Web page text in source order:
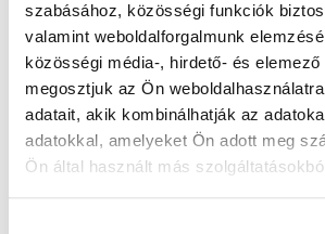
szabásához, közösségi funkciók
valamint weboldalforgalmunk
közösségi média-, hirdető- és
megosztjuk az Ön
adatait, akik kombinálhatják az
adatokkal, amelyeket Ön adott meg
Ön által használt más
Főoldal Orvosok Ultrahangos